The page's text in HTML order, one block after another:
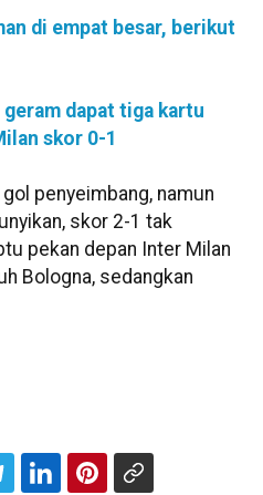
di empat besar, berikut
dapat tiga kartu
skor 0-1
penyeimbang, namun
skor 2-1 tak
pekan depan Inter Milan
Bologna, sedangkan